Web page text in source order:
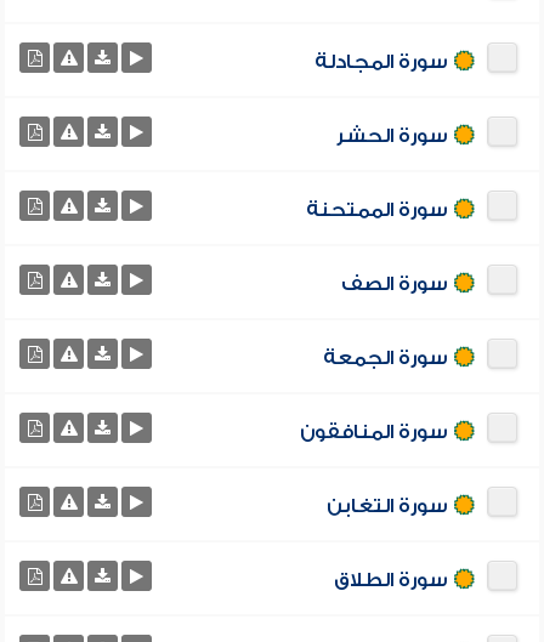
سورة المجادلة
سورة الحشر
سورة الممتحنة
سورة الصف
سورة الجمعة
سورة المنافقون
سورة التغابن
سورة الطلاق